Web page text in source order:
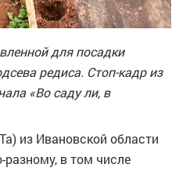
для посадки
редиса. Стоп-кадр из
«Во саду ли, в
из Ивановской области
в том числе